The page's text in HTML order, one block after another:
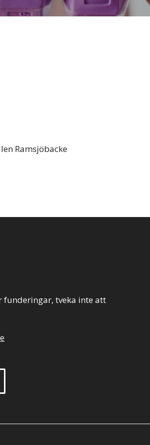
Ramsjöbacke
funderingar, tveka inte att